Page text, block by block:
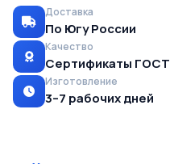
Доставка
По Югу России
Качество
Сертификаты ГОСТ
Изготовление
3–7 рабочих дней